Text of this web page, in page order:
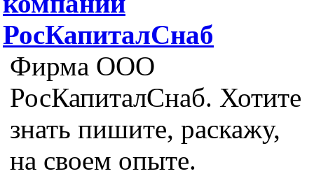
РосКапиталСнаб
Фирма ООО
РосКапиталСнаб. Хотите
знать пишите, раскажу,
на своем опыте.